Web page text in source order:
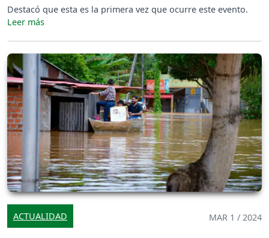
Destacó que esta es la primera vez que ocurre este evento.
ACTUALIDAD MAR 1 / 2024